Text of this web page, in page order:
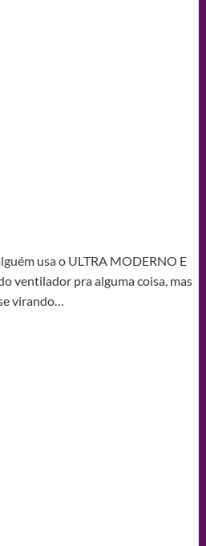
usa o ULTRA MODERNO E
ventilador pra alguma coisa, mas
virando…